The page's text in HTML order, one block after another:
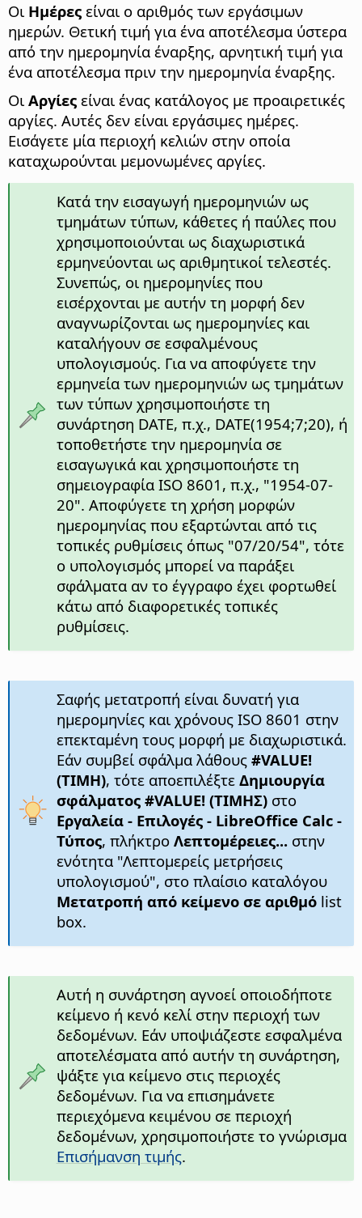
Οι Ημέρες είναι ο αριθμός των εργάσιμων
ημερών. Θετική τιμή για ένα αποτέλεσμα ύστερα
από την ημερομηνία έναρξης, αρνητική τιμή για
ένα αποτέλεσμα πριν την ημερομηνία έναρξης.
Οι Αργίες είναι ένας κατάλογος με προαιρετικές
αργίες. Αυτές δεν είναι εργάσιμες ημέρες.
Εισάγετε μία περιοχή κελιών στην οποία
καταχωρούνται μεμονωμένες αργίες.
Κατά την εισαγωγή ημερομηνιών ως
τμημάτων τύπων, κάθετες ή παύλες που
χρησιμοποιούνται ως διαχωριστικά
ερμηνεύονται ως αριθμητικοί τελεστές.
Συνεπώς, οι ημερομηνίες που
εισέρχονται με αυτήν τη μορφή δεν
αναγνωρίζονται ως ημερομηνίες και
καταλήγουν σε εσφαλμένους
υπολογισμούς. Για να αποφύγετε την
ερμηνεία των ημερομηνιών ως τμημάτων
των τύπων χρησιμοποιήστε τη
συνάρτηση DATE, π.χ., DATE(1954;7;20), ή
τοποθετήστε την ημερομηνία σε
εισαγωγικά και χρησιμοποιήστε τη
σημειογραφία ISO 8601, π.χ., "1954-07-
20". Αποφύγετε τη χρήση μορφών
ημερομηνίας που εξαρτώνται από τις
τοπικές ρυθμίσεις όπως "07/20/54", τότε
ο υπολογισμός μπορεί να παράξει
σφάλματα αν το έγγραφο έχει φορτωθεί
κάτω από διαφορετικές τοπικές
ρυθμίσεις.
Σαφής μετατροπή είναι δυνατή για
ημερομηνίες και χρόνους ISO 8601 στην
επεκταμένη τους μορφή με διαχωριστικά.
Εάν συμβεί σφάλμα λάθους #VALUE!
(ΤΙΜΗ), τότε αποεπιλέξτε Δημιουργία
σφάλματος #VALUE! (ΤΙΜΗΣ)στο
Εργαλεία - Επιλογές - LibreOffice Calc -
Τύπος, πλήκτρο Λεπτομέρειες...στην
ενότητα "Λεπτομερείς μετρήσεις
υπολογισμού", στο πλαίσιο καταλόγου
Μετατροπή από κείμενο σε αριθμόlist
box.
Αυτή η συνάρτηση αγνοεί οποιοδήποτε
κείμενο ή κενό κελί στην περιοχή των
δεδομένων. Εάν υποψιάζεστε εσφαλμένα
αποτελέσματα από αυτήν τη συνάρτηση,
ψάξτε για κείμενο στις περιοχές
δεδομένων. Για να επισημάνετε
περιεχόμενα κειμένου σε περιοχή
δεδομένων, χρησιμοποιήστε το γνώρισμα
Επισήμανση τιμής.